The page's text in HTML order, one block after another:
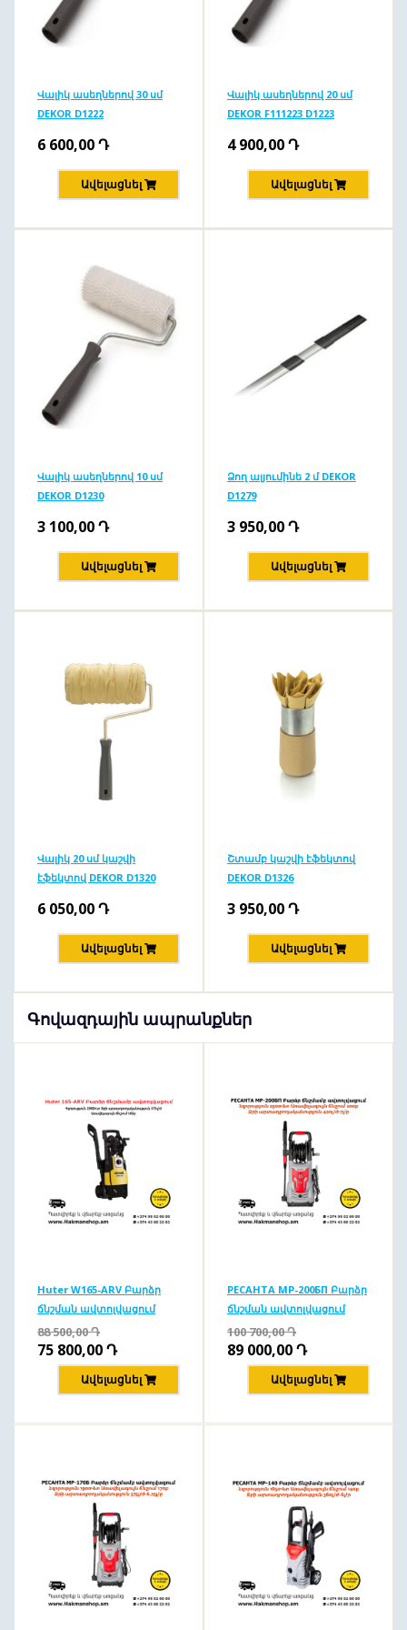
Վալիկ ասեղներով 30 սմ
DEKOR D1222
6 600,00Դ
Ավելացնել
Վալիկ ասեղներով 20 սմ
DEKOR F111223 D1223
4 900,00Դ
Ավելացնել
Վալիկ ասեղներով 10 սմ
DEKOR D1230
3 100,00Դ
Ավելացնել
Ձող ալյումինե 2 մ DEKOR
D1279
3 950,00Դ
Ավելացնել
Վալիկ 20 սմ կաշվի
էֆեկտով DEKOR D1320
6 050,00Դ
Ավելացնել
Շտամբ կաշվի էֆեկտով
DEKOR D1326
3 950,00Դ
Ավելացնել
Գովազդային ապրանքներ
Huter W165-ARV Բարձր
ճնշման ավտոլվացում
165բ/1900Վտ
88 500,00Դ
75 800,00Դ
Ավելացնել
РЕСАНТА MP-200БП Բարձր
ճնշման ավտոլվացում
200բ/2500Վտ
100 700,00Դ
89 000,00Դ
Ավելացնել